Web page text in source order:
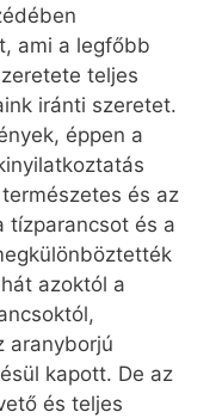
ami a legfőbb
teljes
iránti szeretet.
éppen a
és az
tízparancsot és a
azoktól a
aranyborjú
kapott. De az
és teljes